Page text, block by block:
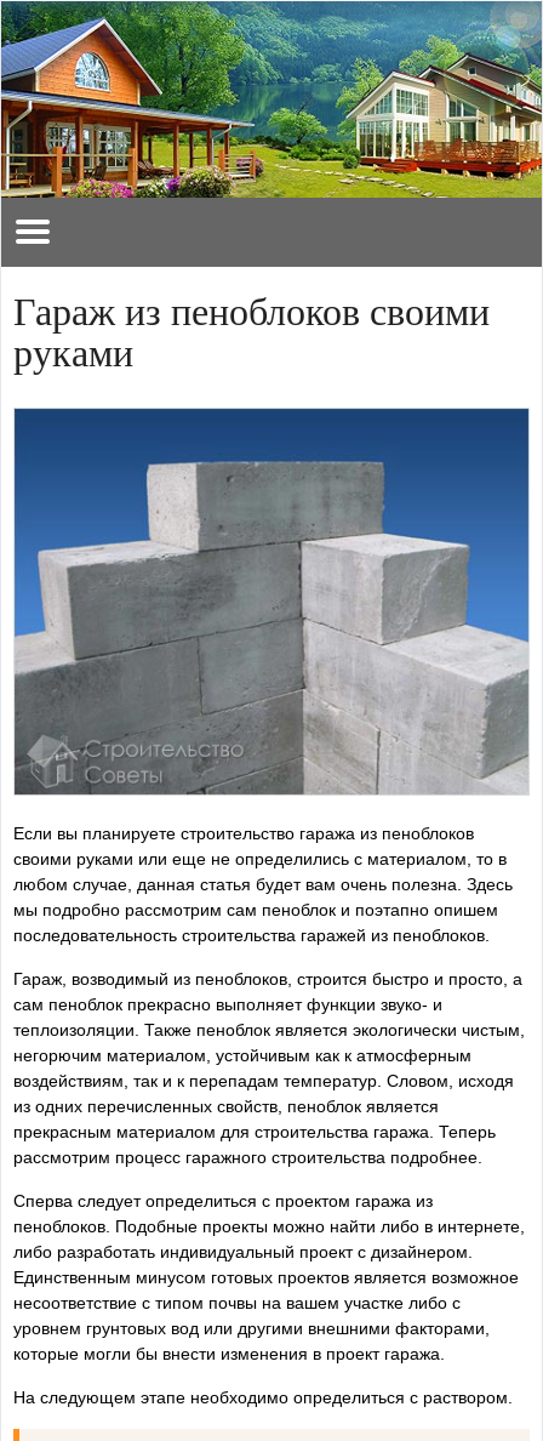
Гараж из пеноблоков своими
руками
Если вы планируете строительство гаража из пеноблоков
своими руками или еще не определились с материалом, то в
любом случае, данная статья будет вам очень полезна. Здесь
мы подробно рассмотрим сам пеноблок и поэтапно опишем
последовательность строительства гаражей из пеноблоков.
Гараж, возводимый из пеноблоков, строится быстро и просто, а
сам пеноблок прекрасно выполняет функции звуко- и
теплоизоляции. Также пеноблок является экологически чистым,
негорючим материалом, устойчивым как к атмосферным
воздействиям, так и к перепадам температур. Словом, исходя
из одних перечисленных свойств, пеноблок является
прекрасным материалом для строительства гаража. Теперь
рассмотрим процесс гаражного строительства подробнее.
Сперва следует определиться с проектом гаража из
пеноблоков. Подобные проекты можно найти либо в интернете,
либо разработать индивидуальный проект с дизайнером.
Единственным минусом готовых проектов является возможное
несоответствие с типом почвы на вашем участке либо с
уровнем грунтовых вод или другими внешними факторами,
которые могли бы внести изменения в проект гаража.
На следующем этапе необходимо определиться с раствором.